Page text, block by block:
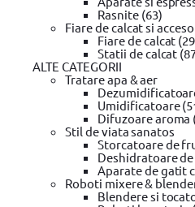
Rasnite (63)
Fiare de calcat si
Fiare de calcat
Statii de calcat
ALTE CATEGORII
Tratare apa & aer
Umidificatoare
Difuzoare aroma
Stil de viata sanatos
Storcatoare de
Deshidratoare
Aparate de gatit
Roboti mixere &
Blendere si
Sistem de
In stoc depozit